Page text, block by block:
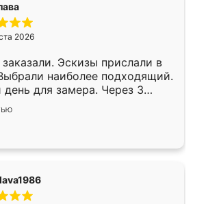
2026
Эскизы прислали в
наиболее подходящий.
день для замера. Через 3
была уже готова. Остались
Спасибо Ренессанс
работу!